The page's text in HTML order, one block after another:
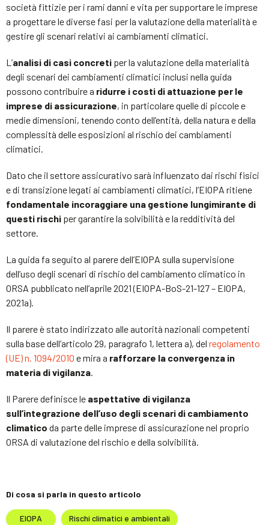
società fittizie per i rami danni e vita per supportare le imprese
a progettare le diverse fasi per la valutazione della materialità e
gestire gli scenari relativi ai cambiamenti climatici.
L’analisi di casi concreti per la valutazione della materialità
degli scenari dei cambiamenti climatici inclusi nella guida
possono contribuire a ridurre i costi di attuazione per le
imprese di assicurazione, in particolare quelle di piccole e
medie dimensioni, tenendo conto dell’entità, della natura e della
complessità delle esposizioni al rischio dei cambiamenti
climatici.
Dato che il settore assicurativo sarà influenzato dai rischi fisici
e di transizione legati ai cambiamenti climatici, l’EIOPA ritiene
fondamentale incoraggiare una gestione lungimirante di
questi rischi per garantire la solvibilità e la redditività del
settore.
La guida fa seguito al parere dell’EIOPA sulla supervisione
dell’uso degli scenari di rischio del cambiamento climatico in
ORSA pubblicato nell’aprile 2021 (EIOPA-BoS-21-127 – EIOPA,
2021a).
Il parere è stato indirizzato alle autorità nazionali competenti
sulla base dell’articolo 29, paragrafo 1, lettera a), del regolamento
(UE) n. 1094/2010 e mira a rafforzare la convergenza in
materia di vigilanza.
Il Parere definisce le aspettative di vigilanza
sull’integrazione dell’uso degli scenari di cambiamento
climatico da parte delle imprese di assicurazione nel proprio
ORSA di valutazione del rischio e della solvibilità.
Di cosa si parla in questo articolo
EIOPA Rischi climatici e ambientali